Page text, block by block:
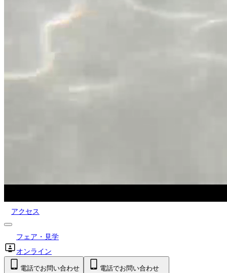
アクセス
フェア・見学
オンライン
電話でお問い合わせ 電話でお問い合わせ